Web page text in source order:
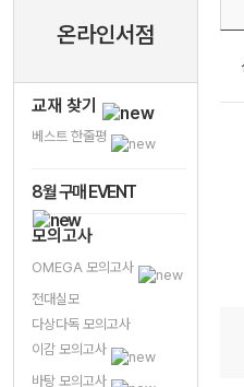
온라인서점
교재 찾기
베스트 한줄평
8월 구매 EVENT
모의고사
OMEGA 모의고사
전대실모
다상다독 모의고사
이감 모의고사
바탕 모의고사